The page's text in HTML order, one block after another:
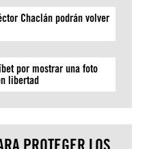
Chaclán podrán volver
por mostrar una foto
libertad